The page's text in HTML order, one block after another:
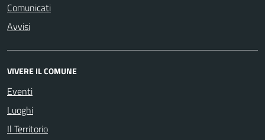
Comunicati
Avvisi
VIVERE IL COMUNE
Eventi
Luoghi
Il Territorio